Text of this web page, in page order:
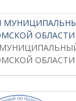
ОБЛАСТИ